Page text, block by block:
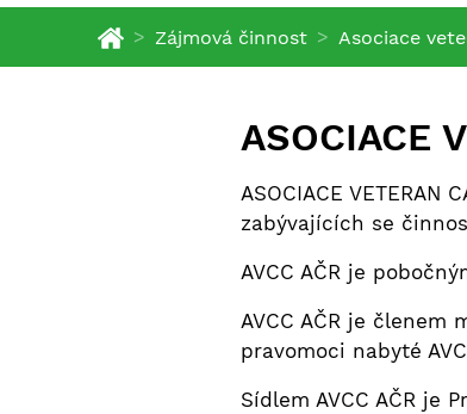
> Zájmová činnost > Asociace
ASOCIACE
ASOCIACE
zabývajících se
AVCC AČR je
AVCC AČR je členem
pravomoci nabyté
Sídlem AVCC AČR je